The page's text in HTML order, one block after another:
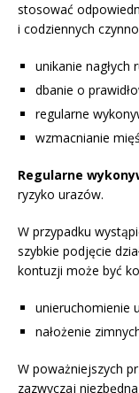
stosować
i codziennych
unikanie nagłych
dbanie o
regularne
wzmacnianie
Regularne
ryzyko urazów.
W przypadku
szybkie podjęcie
kontuzji może być
unieruchomienie
nałożenie
W poważniejszych
zazwyczaj